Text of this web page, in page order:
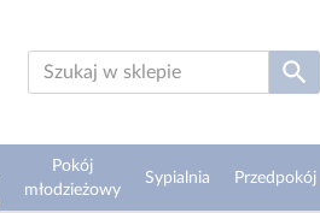
Pokój
młodzieżowy
Sypialnia Przedpokój